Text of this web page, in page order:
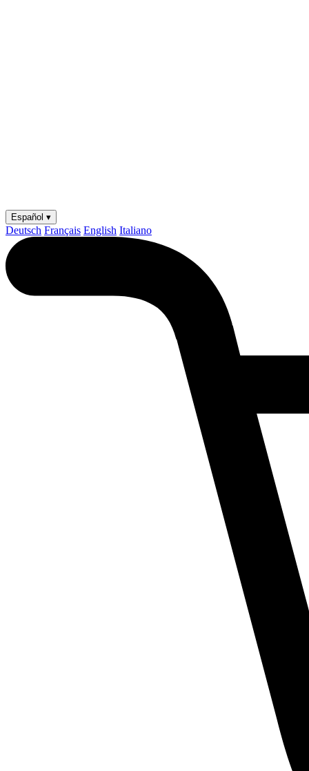
Español ▾
Deutsch Français English Italiano